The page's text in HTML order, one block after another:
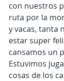
con nuestros
ruta por la
y vacas, tanta
estar super
cansamos un
Estuvimos
cosas de los